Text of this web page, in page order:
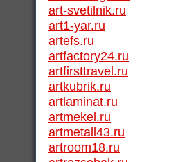
art-svetilnik.ru
art1-yar.ru
artefs.ru
artfactory24.ru
artfirsttravel.ru
artkubrik.ru
artlaminat.ru
artmekel.ru
artmetall43.ru
artroom18.ru